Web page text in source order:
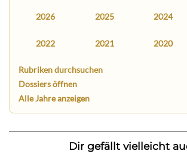
2026 2025 2024
2022 2021 2020
Rubriken durchsuchen
Dossiers öffnen
Alle Jahre anzeigen
Dir gefällt vielleicht